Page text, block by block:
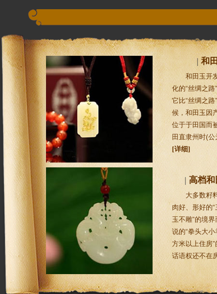
| 和
和田玉开
化的“丝绸之
它比“丝绸之
候，和田玉因
位于于田国而
田直隶州时(
[详细]
| 高档和
大多数籽
肉好、形好的
玉不雕”的境
说的“拳头大
方米以上住房
话语权还不在